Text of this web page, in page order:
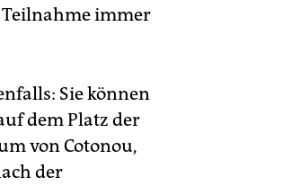
immer
Sie können
dem Platz der
von Cotonou,
der